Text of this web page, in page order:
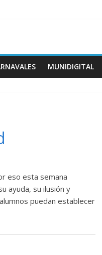
MUNIDIGITAL
eso esta semana
ayuda, su ilusión y
puedan establecer